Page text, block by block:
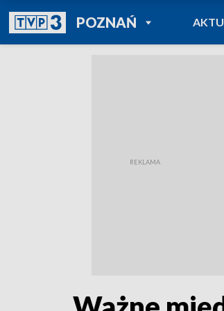
POZNAŃPOWRÓT DO
TVP REGIONY